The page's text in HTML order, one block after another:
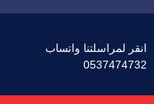
انقر لمراسلتنا واتساب
0537474732